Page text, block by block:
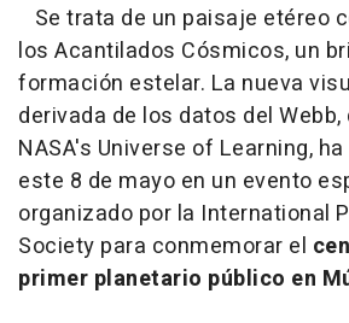
Se trata de un paisaje etéreo
los Acantilados Cósmicos, un
formación estelar. La nueva
derivada de los datos del
NASA's Universe of Learning,
este 8 de mayo en un evento
organizado por la International
Society para conmemorar el
primer planetario público en